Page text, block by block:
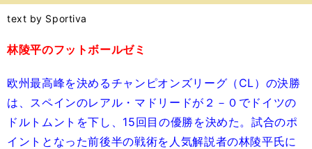
バ
text by Sportiva
林陵平のフットボールゼミ
欧州最高峰を決めるチャンピオンズリーグ（CL）の決勝
は、スペインのレアル・マドリードが２－０でドイツの
ドルトムントを下し、15回目の優勝を決めた。試合のポ
イントとなった前後半の戦術を人気解説者の林陵平氏に